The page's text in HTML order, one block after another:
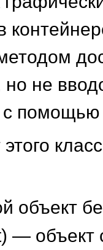
не
с
объект
— объект